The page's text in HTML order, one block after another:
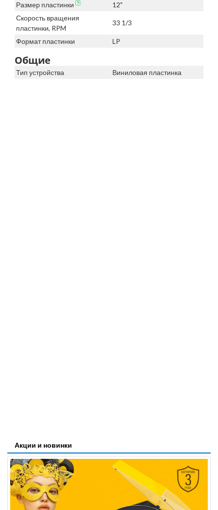
Размер пластинки
12"
Скорость вращения
пластинки, RPM
33 1/3
Формат пластинки LP
Общие
Тип устройства Виниловая пластинка
Акции и новинки